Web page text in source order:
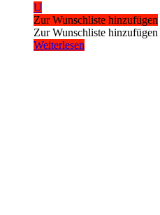
U
Zur Wunschliste hinzufügen
Zur Wunschliste hinzufügen
Weiterlesen